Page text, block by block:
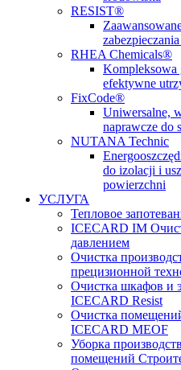
RESIST®
RHEA Chemicals®
Kompleksowa
efektywne
FixCode®
Uniwersalne,
naprawcze do
NUTANA Technic
do izolacji i
powierzchni
УСЛУГА
Тепловое
ICECARD IM
давлением
Очистка
прецизионной
Очистка шкафов и
ICECARD Resist
Очистка
ICECARD MEOF
Уборка
помещений